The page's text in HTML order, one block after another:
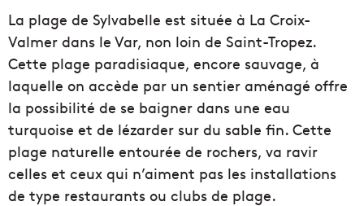
La plage de Sylvabelle est située à La Croix-
Valmer dans le Var, non loin de Saint-Tropez.
Cette plage paradisiaque, encore sauvage, à
laquelle on accède par un sentier aménagé offre
la possibilité de se baigner dans une eau
turquoise et de lézarder sur du sable fin. Cette
plage naturelle entourée de rochers, va ravir
celles et ceux qui n’aiment pas les installations
de type restaurants ou clubs de plage.